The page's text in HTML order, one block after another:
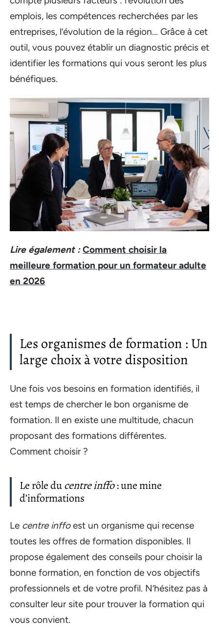
emplois, les compétences recherchées par les
entreprises, l’évolution de la région… Grâce à cet
outil, vous pouvez établir un diagnostic précis et
identifier les formations qui vous seront les plus
bénéfiques.
Lire également : Comment choisir la
meilleure formation pour un formateur adulte
en 2026
Les organismes de formation : Un
large choix à votre disposition
Une fois vos besoins en formation identifiés, il
est temps de chercher le bon organisme de
formation. Il en existe une multitude, chacun
proposant des formations différentes.
Comment choisir ?
Le rôle ducentre inffo: une mine
d’informations
Le centre inffoest un organisme qui recense
toutes les offres de formation disponibles. Il
propose également des conseils pour choisir la
bonne formation, en fonction de vos objectifs
professionnels et de votre profil. N’hésitez pas à
consulter leur site pour trouver la formation qui
vous convient.